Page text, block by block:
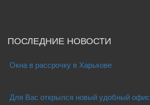
ПОСЛЕДНИЕ НОВОСТИ
Окна в рассрочку в Харькове
Для Вас открылся новый удобный офис